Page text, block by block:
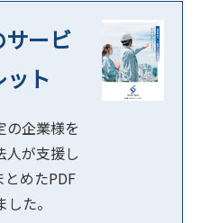
サービ
ト
の企業様を
人が支援し
とめたPDF
た。